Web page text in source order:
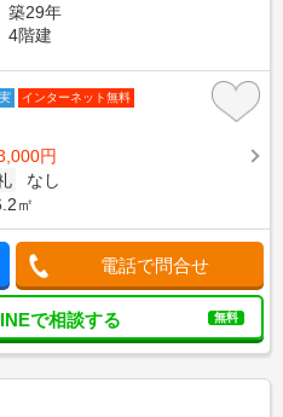
築29年
4階建
インターネット無料
円
なし
㎡
電話で問合せ
で相談する 無料